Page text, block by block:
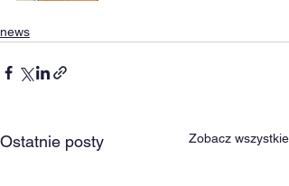
news
Ostatnie posty Zobacz wszystkie